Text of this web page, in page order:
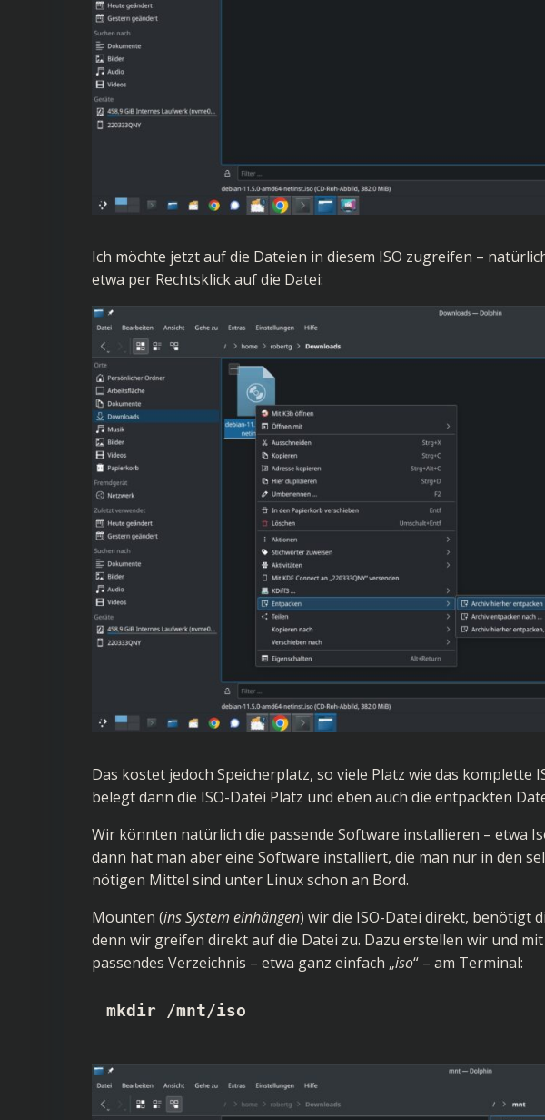
Ich möchte jetzt auf die Dateien in diesem ISO zugreifen –
etwa per Rechtsklick auf die Datei:
Das kostet jedoch Speicherplatz, so viele Platz wie das komplette
belegt dann die ISO-Datei Platz und eben auch die entpackten
Wir könnten natürlich die passende Software installieren – etwa
dann hat man aber eine Software installiert, die man nur in den
nötigen Mittel sind unter Linux schon an Bord.
Mounten (ins System einhängen) wir die ISO-Datei direkt, benötigt
denn wir greifen direkt auf die Datei zu. Dazu erstellen wir und
passendes Verzeichnis – etwa ganz einfach „iso“ – am Terminal:
mkdir /mnt/iso